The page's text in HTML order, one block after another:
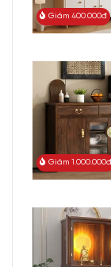
Hiện nay, thay vì
Giảm 400.000đ
Giảm 1.000.000đ